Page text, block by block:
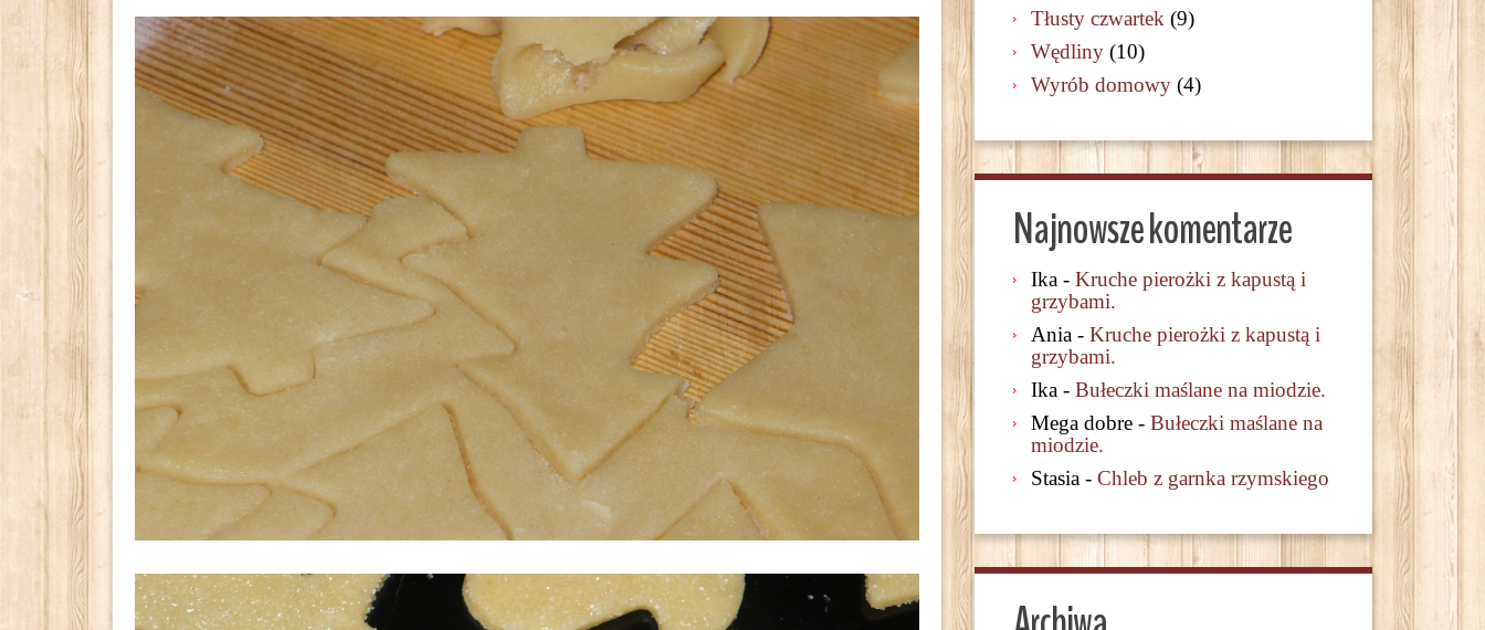
Tłusty czwartek (9)
Wędliny (10)
Wyrób domowy (4)
Najnowsze komentarze
Ika - Kruche pierożki z kapustą i
grzybami.
Ania - Kruche pierożki z kapustą i
grzybami.
Ika - Bułeczki maślane na miodzie.
Mega dobre - Bułeczki maślane na
miodzie.
Stasia - Chleb z garnka rzymskiego